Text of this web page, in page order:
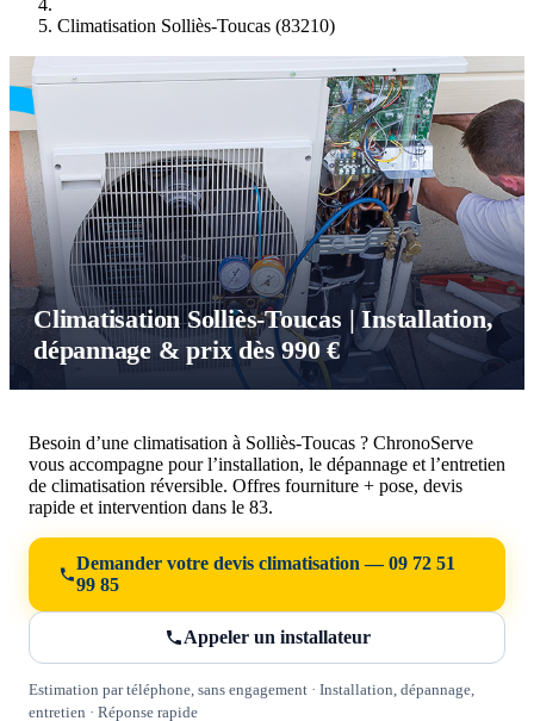
Climatisation Solliès-Toucas (83210)
Climatisation Solliès-Toucas | Installation,
dépannage & prix dès 990 €
Besoin d’une climatisation à Solliès-Toucas ? ChronoServe
vous accompagne pour l’installation, le dépannage et l’entretien
de climatisation réversible. Offres fourniture + pose, devis
rapide et intervention dans le 83.
Demander votre devis climatisation — 09 72 51
99 85
Appeler un installateur
Estimation par téléphone, sans engagement · Installation, dépannage,
entretien · Réponse rapide